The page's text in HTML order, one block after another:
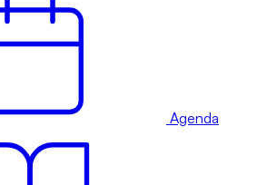
Agenda